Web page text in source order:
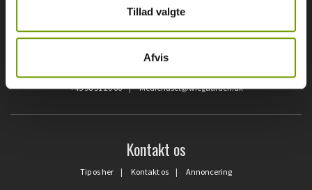
Tillad valgte
Afvis
Hunden.dk
Blåkildevej 15 | 9500 Hobro
+45 98 51 20 66|Mediehuset@wiegaarden.dk
Kontakt os
Tip os her | Kontakt os | Annoncering